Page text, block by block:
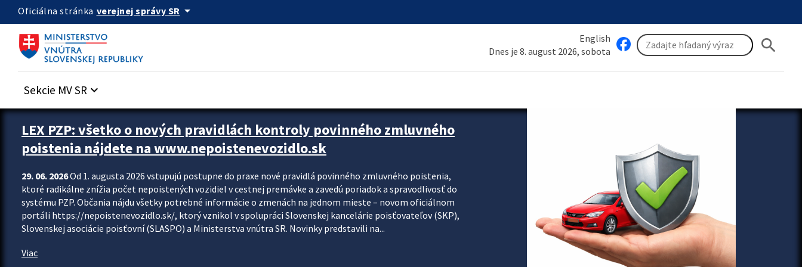
Preskocit na hlavný obsah
Oficiálna stránka verejnej správy SR arrow_drop_down
English
Dnes je 8. august 2026, sobota
search
Sekcie MV SR keyboard_arrow_down
Zastavit automatický posun upútavok
LEX PZP: všetko o nových pravidlách kontroly povinného zmluvného
poistenia nájdete na www.nepoistenevozidlo.sk
29. 06. 2026Od 1. augusta 2026 vstupujú postupne do praxe nové pravidlá povinného zmluvného poistenia,
ktoré radikálne znížia počet nepoistených vozidiel v cestnej premávke a zavedú poriadok a spravodlivosť do
systému PZP. Občania nájdu všetky potrebné informácie o zmenách na jednom mieste – novom oficiálnom
portáli https://nepoistenevozidlo.sk/, ktorý vznikol v spolupráci Slovenskej kancelárie poisťovateľov (SKP),
Slovenskej asociácie poisťovní (SLASPO) a Ministerstva vnútra SR. Novinky predstavili na...
Viac